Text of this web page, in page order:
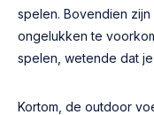
spelen. Bovendien
ongelukken te
spelen, wetende dat
Kortom, de outdoor